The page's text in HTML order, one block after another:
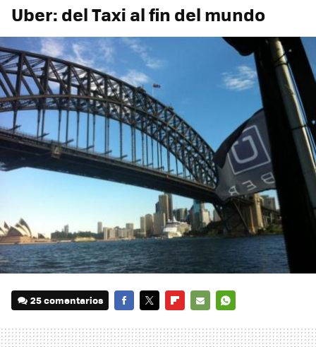
Uber: del Taxi al fin del mundo
25 comentarios
MAIL